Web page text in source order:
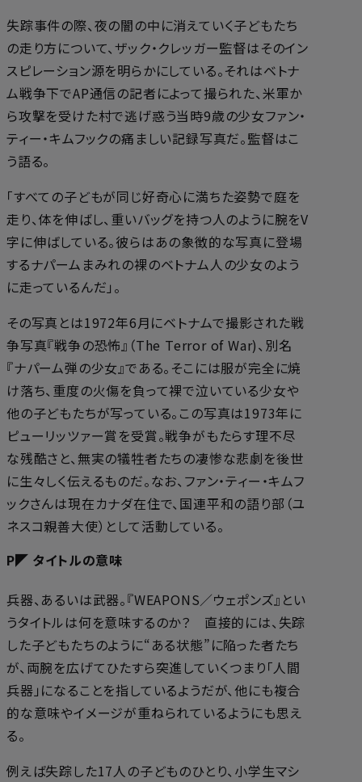
失踪事件の際、夜の闇の中に消えていく子どもたち
の走り方について、ザック・クレッガー監督はそのイン
スピレーション源を明らかにしている。それはベトナ
ム戦争下でAP通信の記者によって撮られた、米軍か
ら攻撃を受けた村で逃げ惑う当時9歳の少女ファン・
ティー・キムフックの痛ましい記録写真だ。監督はこ
う語る。
「すべての子どもが同じ好奇心に満ちた姿勢で庭を
走り、体を伸ばし、重いバッグを持つ人のように腕をV
字に伸ばしている。彼らはあの象徴的な写真に登場
するナパームまみれの裸のベトナム人の少女のよう
に走っているんだ」。
その写真とは1972年6月にベトナムで撮影された戦
争写真『戦争の恐怖』（The Terror of War)、別名
『ナパーム弾の少女』である。そこには服が完全に焼
け落ち、重度の火傷を負って裸で泣いている少女や
他の子どもたちが写っている。この写真は1973年に
ピューリッツァー賞を受賞。戦争がもたらす理不尽
な残酷さと、無実の犠牲者たちの凄惨な悲劇を後世
に生々しく伝えるものだ。なお、ファン・ティー・キムフ
ックさんは現在カナダ在住で、国連平和の語り部（ユ
ネスコ親善大使）として活動している。
P◤ タイトルの意味
兵器、あるいは武器。『WEAPONS／ウェポンズ』とい
うタイトルは何を意味するのか？ 直接的には、失踪
した子どもたちのように“ある状態”に陥った者たち
が、両腕を広げてひたすら突進していく――つまり「人間
兵器」になることを指しているようだが、他にも複合
的な意味やイメージが重ねられているようにも思え
る。
例えば失踪した17人の子どものひとり、小学生マシ